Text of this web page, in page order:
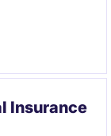
ェクトにも
ションで
Insurance